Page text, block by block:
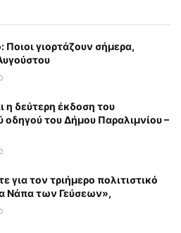
Ποιοι γιορτάζουν σήμερα,
η δεύτερη έκδοση του
οδηγού του Δήμου Παραλιμνίου –
για τον τριήμερο πολιτιστικό
Νάπα των Γεύσεων»,